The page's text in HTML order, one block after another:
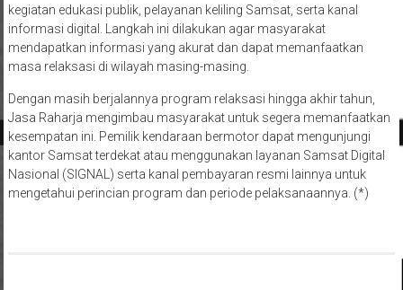
kegiatan edukasi publik, pelayanan keliling Samsat, serta kanal
informasi digital. Langkah ini dilakukan agar masyarakat
mendapatkan informasi yang akurat dan dapat memanfaatkan
masa relaksasi di wilayah masing-masing.
Dengan masih berjalannya program relaksasi hingga akhir tahun,
Jasa Raharja mengimbau masyarakat untuk segera memanfaatkan
kesempatan ini. Pemilik kendaraan bermotor dapat mengunjungi
kantor Samsat terdekat atau menggunakan layanan Samsat Digital
Nasional (SIGNAL) serta kanal pembayaran resmi lainnya untuk
mengetahui perincian program dan periode pelaksanaannya. (*)